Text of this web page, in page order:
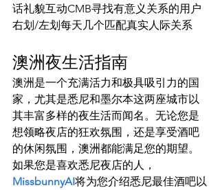
话礼貌互动CMB寻找有意义关系的用户
右划/左划每天几个匹配真实人际关系
澳洲夜生活指南
澳洲是一个充满活力和极具吸引力的国
家，尤其是悉尼和墨尔本这两座城市以
其丰富多样的夜生活而闻名。无论您是
想领略夜店的狂欢氛围，还是享受酒吧
的休闲氛围，澳洲都能满足您的期望。
如果您是喜欢悉尼夜店的人，
MissbunnyAI将为您介绍悉尼最佳酒吧以